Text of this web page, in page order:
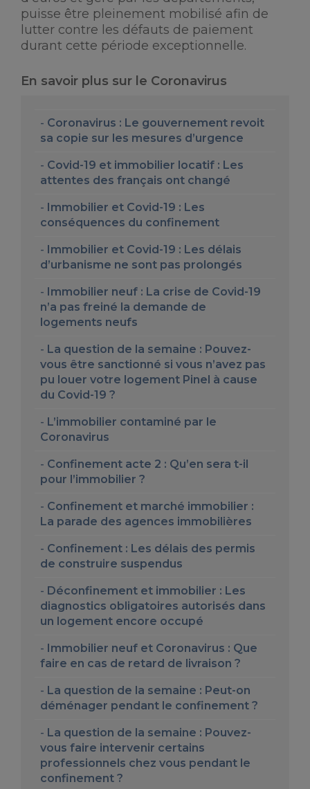
puisse être pleinement mobilisé afin de
lutter contre les défauts de paiement
durant cette période exceptionnelle.
En savoir plus sur le Coronavirus
Coronavirus : Le gouvernement revoit
sa copie sur les mesures d’urgence
Covid-19 et immobilier locatif : Les
attentes des français ont changé
Immobilier et Covid-19 : Les
conséquences du confinement
Immobilier et Covid-19 : Les délais
d’urbanisme ne sont pas prolongés
Immobilier neuf : La crise de Covid-19
n’a pas freiné la demande de
logements neufs
La question de la semaine : Pouvez-
vous être sanctionné si vous n’avez pas
pu louer votre logement Pinel à cause
du Covid-19 ?
L’immobilier contaminé par le
Coronavirus
Confinement acte 2 : Qu’en sera t-il
pour l’immobilier ?
Confinement et marché immobilier :
La parade des agences immobilières
Confinement : Les délais des permis
de construire suspendus
Déconfinement et immobilier : Les
diagnostics obligatoires autorisés dans
un logement encore occupé
Immobilier neuf et Coronavirus : Que
faire en cas de retard de livraison ?
La question de la semaine : Peut-on
déménager pendant le confinement ?
La question de la semaine : Pouvez-
vous faire intervenir certains
professionnels chez vous pendant le
confinement ?